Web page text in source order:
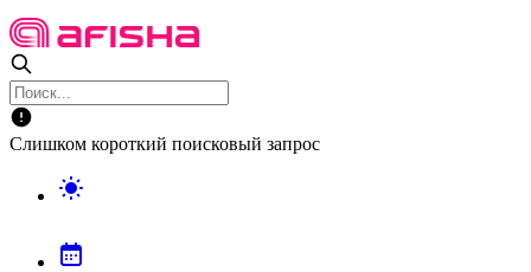
Слишком короткий поисковый запрос